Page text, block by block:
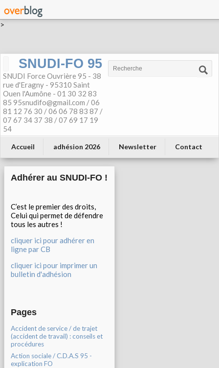
>
SNUDI-FO 95
SNUDI Force Ouvrière 95 - 38
rue d'Eragny - 95310 Saint
Ouen l'Aumône - 01 30 32 83
85 95snudifo@gmail.com / 06
81 12 76 30 / 06 06 78 83 87 /
07 67 34 37 38 / 07 69 17 19
54
Accueil adhésion 2026 Newsletter Contact
Adhérer au SNUDI-FO !
C’est le premier des droits,
Celui qui permet de défendre
tous les autres !
cliquer ici pour adhérer en
ligne par CB
cliquer ici pour imprimer un
bulletin d'adhésion
Pages
Accident de service / de trajet
(accident de travail) : conseils et
procédures
Action sociale / C.D.A.S 95 -
explication FO